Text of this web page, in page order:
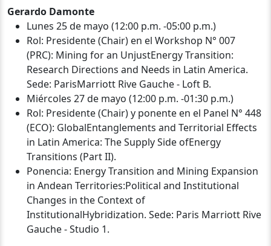
Gerardo Damonte
Lunes 25 de mayo (12:00 p.m. -05:00 p.m.)
Rol: Presidente (Chair) en el Workshop N° 007
(PRC): Mining for an UnjustEnergy Transition:
Research Directions and Needs in Latin America.
Sede: ParisMarriott Rive Gauche - Loft B.
Miércoles 27 de mayo (12:00 p.m. -01:30 p.m.)
Rol: Presidente (Chair) y ponente en el Panel N° 448
(ECO): GlobalEntanglements and Territorial Effects
in Latin America: The Supply Side ofEnergy
Transitions (Part II).
Ponencia: Energy Transition and Mining Expansion
in Andean Territories:Political and Institutional
Changes in the Context of
InstitutionalHybridization. Sede: Paris Marriott Rive
Gauche - Studio 1.